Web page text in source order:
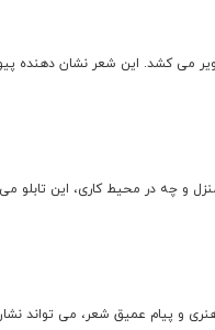
کشد. این شعر نشان دهنده
و چه در محیط کاری، این
هنری و پیام عمیق شعر، می